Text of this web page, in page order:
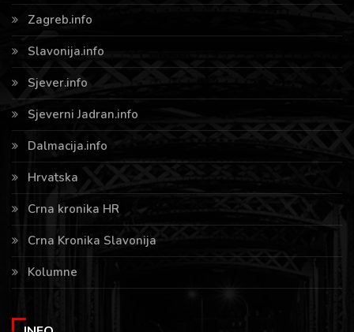
Zagreb.info
Slavonija.info
Sjever.info
Sjeverni Jadran.info
Dalmacija.info
Hrvatska
Crna kronika HR
Crna Kronika Slavonija
Kolumne